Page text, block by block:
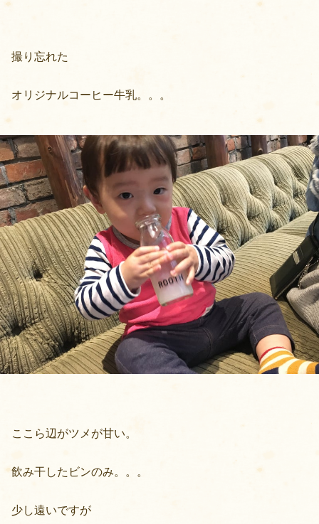
撮り忘れた
オリジナルコーヒー牛乳。。。
ここら辺がツメが甘い。
飲み干したビンのみ。。。
少し遠いですが